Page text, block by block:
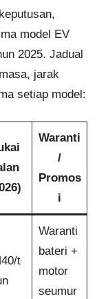
model EV
2025. Jadual
jarak
setiap model:
Waranti
/
Promos
i
t
Waranti
bateri +
motor
seumur